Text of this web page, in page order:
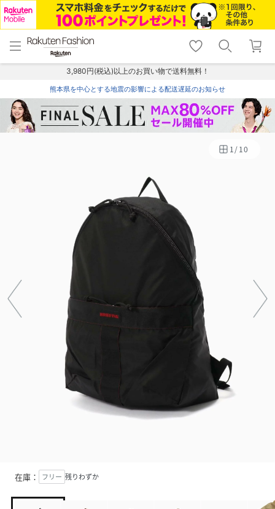
menu home
トップ
shopping_cart lock_outline
ログイン
3,980円(税込)以上のお買い物で送料無料！
熊本県を中心とする地震の影響による配送遅延のお知らせ
1/10
在庫： フリー 残りわずか